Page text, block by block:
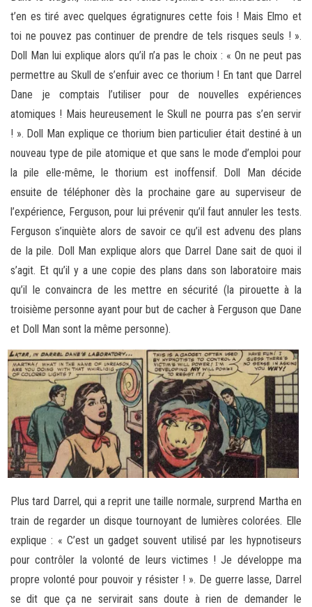
t’en es tiré avec quelques égratignures cette fois ! Mais Elmo et
toi ne pouvez pas continuer de prendre de tels risques seuls ! ».
Doll Man lui explique alors qu’il n’a pas le choix : « On ne peut pas
permettre au Skull de s’enfuir avec ce thorium ! En tant que Darrel
Dane je comptais l’utiliser pour de nouvelles expériences
atomiques ! Mais heureusement le Skull ne pourra pas s’en servir
! ». Doll Man explique ce thorium bien particulier était destiné à un
nouveau type de pile atomique et que sans le mode d’emploi pour
la pile elle-même, le thorium est inoffensif. Doll Man décide
ensuite de téléphoner dès la prochaine gare au superviseur de
l’expérience, Ferguson, pour lui prévenir qu’il faut annuler les tests.
Ferguson s’inquiète alors de savoir ce qu’il est advenu des plans
de la pile. Doll Man explique alors que Darrel Dane sait de quoi il
s’agit. Et qu’il y a une copie des plans dans son laboratoire mais
qu’il le convaincra de les mettre en sécurité (la pirouette à la
troisième personne ayant pour but de cacher à Ferguson que Dane
et Doll Man sont la même personne).
Plus tard Darrel, qui a reprit une taille normale, surprend Martha en
train de regarder un disque tournoyant de lumières colorées. Elle
explique : « C’est un gadget souvent utilisé par les hypnotiseurs
pour contrôler la volonté de leurs victimes ! Je développe ma
propre volonté pour pouvoir y résister ! ». De guerre lasse, Darrel
se dit que ça ne servirait sans doute à rien de demander le